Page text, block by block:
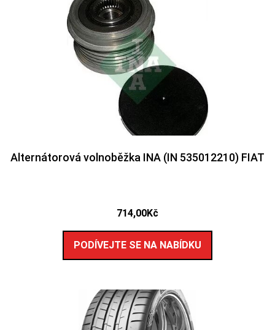
Alternátorová volnoběžka INA (IN 535012210) FIAT
714,00Kč
PODÍVEJTE SE NA NABÍDKU